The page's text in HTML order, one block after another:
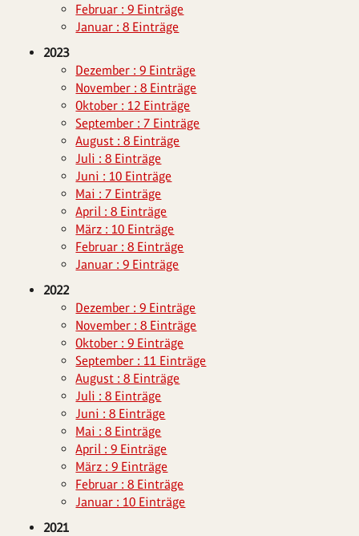
Februar : 9 Einträge
Januar : 8 Einträge
2023
Dezember : 9 Einträge
November : 8 Einträge
Oktober : 12 Einträge
September : 7 Einträge
August : 8 Einträge
Juli : 8 Einträge
Juni : 10 Einträge
Mai : 7 Einträge
April : 8 Einträge
März : 10 Einträge
Februar : 8 Einträge
Januar : 9 Einträge
2022
Dezember : 9 Einträge
November : 8 Einträge
Oktober : 9 Einträge
September : 11 Einträge
August : 8 Einträge
Juli : 8 Einträge
Juni : 8 Einträge
Mai : 8 Einträge
April : 9 Einträge
März : 9 Einträge
Februar : 8 Einträge
Januar : 10 Einträge
2021